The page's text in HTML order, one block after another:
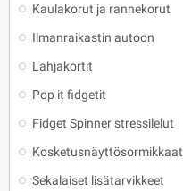
Kaulakorut ja rannekorut
Ilmanraikastin autoon
Lahjakortit
Pop it fidgetit
Fidget Spinner stressilelut
Kosketusnäyttösormikkaat
Sekalaiset lisätarvikkeet